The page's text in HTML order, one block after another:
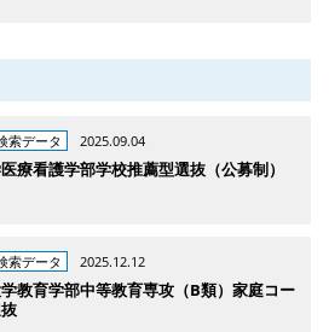
索データ 2025.09.04
療看護学部学校推薦型選抜（公募制）
索データ 2025.12.12
教育学部中等教育専攻（B類）家庭コー